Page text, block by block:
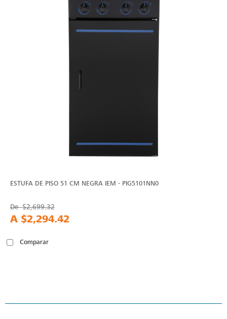
ESTUFA DE PISO 51 CM NEGRA IEM - PIG5101NN0
De$2,699.32
A $2,294.42
Comparar